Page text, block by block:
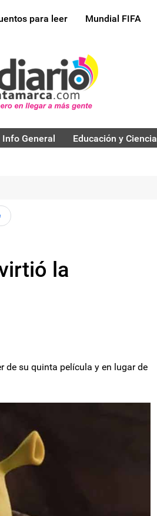
para leer Mundial FIFA
Info General Educación y Ciencia
la
de su quinta película y en lugar de